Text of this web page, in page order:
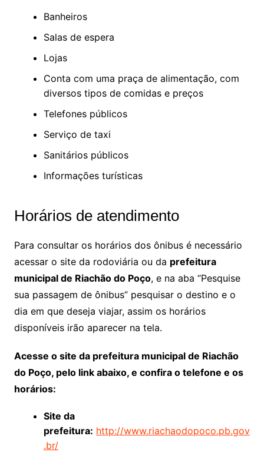
Banheiros
Salas de espera
Lojas
Conta com uma praça de alimentação, com
diversos tipos de comidas e preços
Telefones públicos
Serviço de taxi
Sanitários públicos
Informações turísticas
Horários de atendimento
Para consultar os horários dos ônibus é necessário
acessar o site da rodoviária ou da prefeitura
municipal de Riachão do Poço, e na aba “Pesquise
sua passagem de ônibus” pesquisar o destino e o
dia em que deseja viajar, assim os horários
disponíveis irão aparecer na tela.
Acesse o site da prefeitura municipal de Riachão
do Poço, pelo link abaixo, e confira o telefone e os
horários:
Site da
prefeitura: http://www.riachaodopoco.pb.gov
.br/